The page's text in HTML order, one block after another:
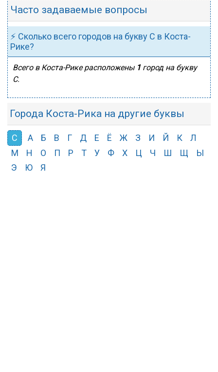
Часто задаваемые вопросы
⚡ Сколько всего городов на букву С в Коста-
Рике?
Всего в Коста-Рике расположены 1город на букву
С.
Города Коста-Рика на другие буквы
С А Б В Г Д Е Ё Ж З И Й К
Л
М
Н О П Р Т У Ф Х Ц Ч Ш Щ
Ы
Э
Ю Я